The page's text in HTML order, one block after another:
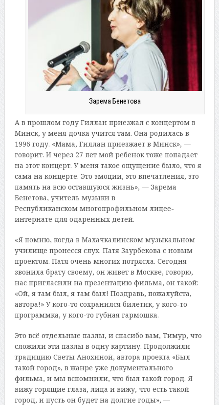
Зарема Бенетова
А в прошлом году Гиллан приезжал с концертом в
Минск, у меня дочка учится там. Она родилась в
1996 году. «Мама, Гиллан приезжает в Минск», —
говорит. И через 27 лет мой ребенок тоже попадает
на этот концерт. У меня такое ощущение было, что я
сама на концерте. Это эмоции, это впечатления, это
память на всю оставшуюся жизнь», — Зарема
Бенетова, учитель музыки в
Республиканском многопрофильном лицее-
интернате для одаренных детей.
«Я помню, когда в Махачкалинском музыкальном
училище пронесся слух. Патя Заурбекова с новым
проектом. Патя очень многих потрясла. Сегодня
звонила брату своему, он живет в Москве, говорю,
нас пригласили на презентацию фильма, он такой:
«Ой, я там был, я там был! Поздравь, пожалуйста,
автора!» У кого-то сохранился билетик, у кого-то
программка, у кого-то губная гармошка.
Это всё отдельные пазлы, и спасибо вам, Тимур, что
сложили эти пазлы в одну картину. Продолжили
традицию Светы Анохиной, автора проекта «Был
такой город», в жанре уже документального
фильма, и мы вспомнили, что был такой город. Я
вижу горящие глаза, лица и вижу, что есть такой
город, и пусть он будет на долгие годы», —